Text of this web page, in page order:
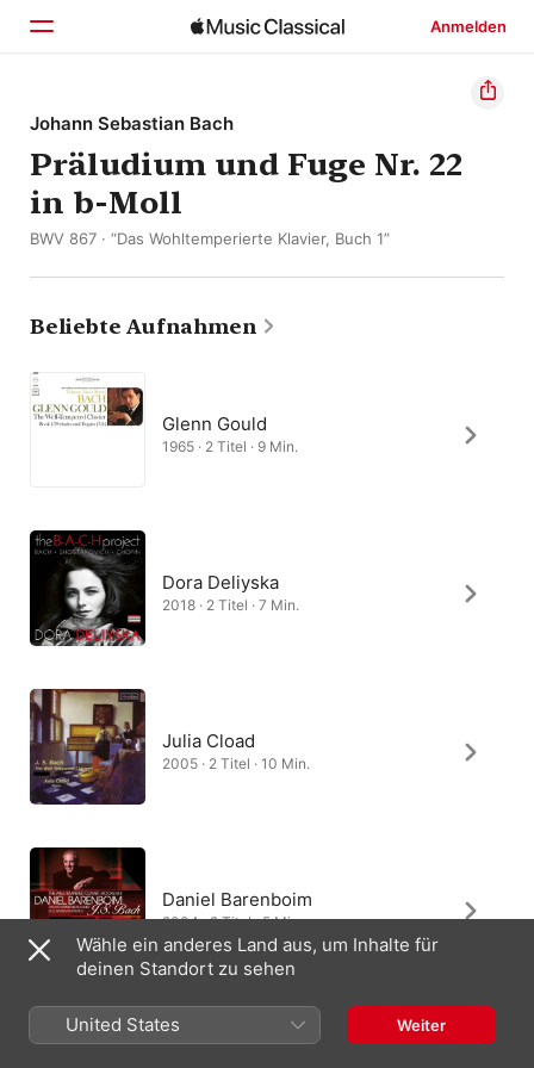
Anmelden
Startseite
Entdecken
Suchen
Johann Sebastian Bach
Präludium und Fuge Nr. 22
in b-Moll
BWV 867 · “Das Wohltemperierte Klavier, Buch 1”
Beliebte Aufnahmen
Glenn Gould
1965 · 2 Titel · 9 Min.
Dora Deliyska
2018 · 2 Titel · 7 Min.
Julia Cload
2005 · 2 Titel · 10 Min.
Daniel Barenboim
2004 · 2 Titel · 5 Min.
Wähle ein anderes Land aus, um Inhalte für
deinen Standort zu sehen
United States Weiter